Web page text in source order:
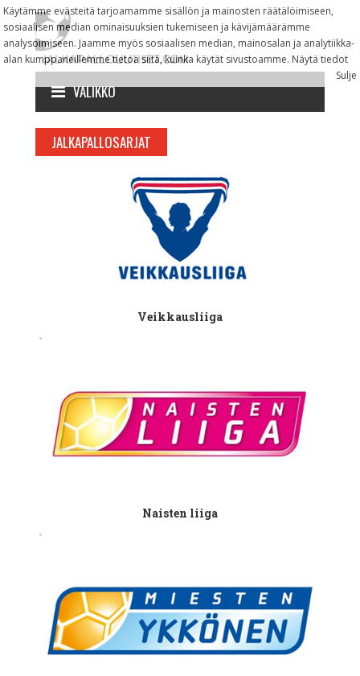
Käytämme evästeitä tarjoamamme sisällön ja mainosten räätälöimiseen,
sosiaalisen median ominaisuuksien tukemiseen ja kävijämäärämme
analysoimiseen. Jaamme myös sosiaalisen median, mainosalan ja analytiikka-
alan kumppaneillemme tietoa siitä, kuinka käytät sivustoamme. Näytä tiedot
Sulje
VALIKKO
JALKAPALLOSARJAT
Veikkausliiga
Naisten liiga